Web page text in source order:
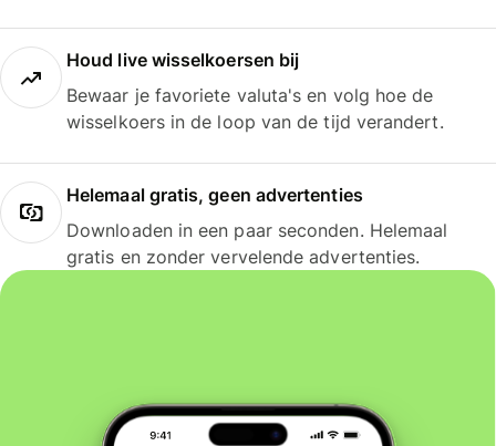
Houd live wisselkoersen bij
Bewaar je favoriete valuta's en volg hoe de
wisselkoers in de loop van de tijd verandert.
Helemaal gratis, geen advertenties
Downloaden in een paar seconden. Helemaal
gratis en zonder vervelende advertenties.